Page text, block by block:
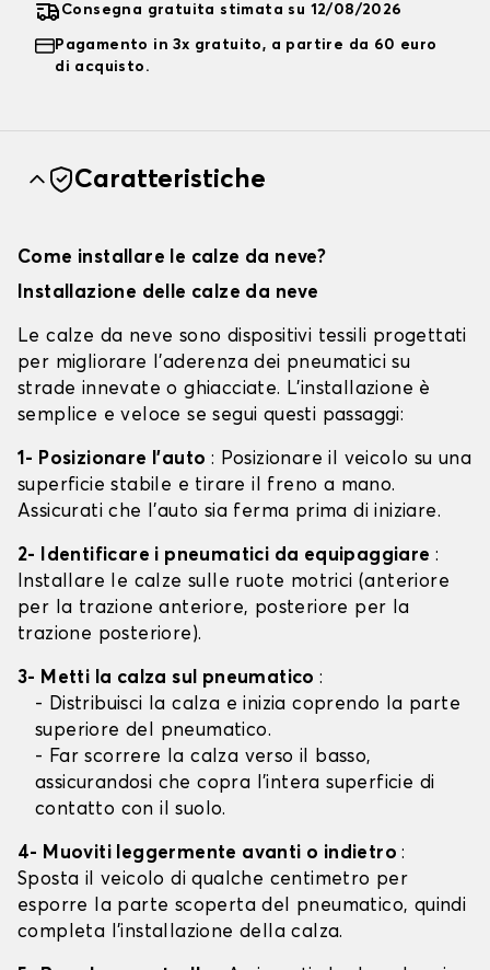
Consegna gratuita stimata su 12/08/2026
Pagamento in 3x gratuito, a partire da 60 euro
di acquisto.
Caratteristiche
Come installare le calze da neve?
Installazione delle calze da neve
Le calze da neve sono dispositivi tessili progettati
per migliorare l'aderenza dei pneumatici su
strade innevate o ghiacciate. L'installazione è
semplice e veloce se segui questi passaggi:
1- Posizionare l'auto : Posizionare il veicolo su una
superficie stabile e tirare il freno a mano.
Assicurati che l'auto sia ferma prima di iniziare.
2- Identificare i pneumatici da equipaggiare :
Installare le calze sulle ruote motrici (anteriore
per la trazione anteriore, posteriore per la
trazione posteriore).
3- Metti la calza sul pneumatico:
- Distribuisci la calza e inizia coprendo la parte
superiore del pneumatico.
- Far scorrere la calza verso il basso,
assicurandosi che copra l'intera superficie di
contatto con il suolo.
4- Muoviti leggermente avanti o indietro:
Sposta il veicolo di qualche centimetro per
esporre la parte scoperta del pneumatico, quindi
completa l'installazione della calza.